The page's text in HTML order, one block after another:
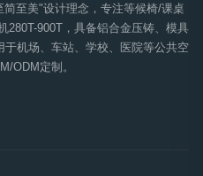
至美"设计理念，专注等候椅/课桌
280T-900T，具备铝合金压铸、模具
机场、车站、学校、医院等公共空
ODM定制。